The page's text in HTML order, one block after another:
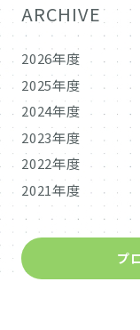
ARCHIVE
2026年度
2025年度
2024年度
2023年度
2022年度
2021年度
プ